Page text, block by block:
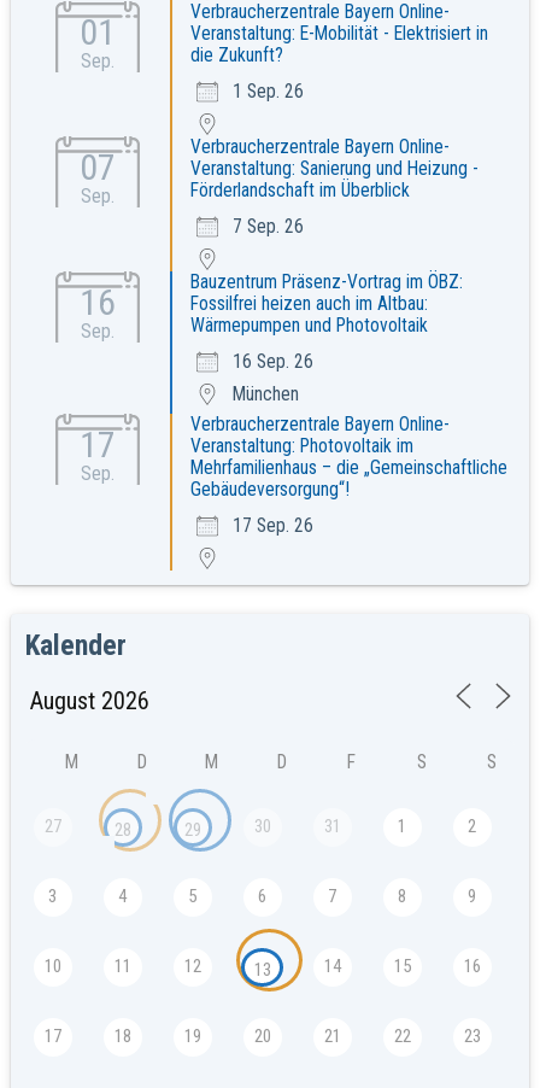
01
Sep.
Verbraucherzentrale Bayern Online-
Veranstaltung: E-Mobilität - Elektrisiert in
die Zukunft?
1 Sep. 26
07
Sep.
Verbraucherzentrale Bayern Online-
Veranstaltung: Sanierung und Heizung -
Förderlandschaft im Überblick
7 Sep. 26
16
Sep.
Bauzentrum Präsenz-Vortrag im ÖBZ:
Fossilfrei heizen auch im Altbau:
Wärmepumpen und Photovoltaik
16 Sep. 26
München
17
Sep.
Verbraucherzentrale Bayern Online-
Veranstaltung: Photovoltaik im
Mehrfamilienhaus – die „Gemeinschaftliche
Gebäudeversorgung“!
17 Sep. 26
Kalender
M D M D F S S
27 28 29 30 31 1 2
3 4 5 6 7 8 9
10 11 12 13 14 15 16
17 18 19 20 21 22 23